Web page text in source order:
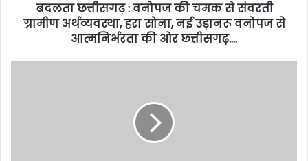
बदलता छत्तीसगढ़ : वनोपज की चमक से संवरती
ग्रामीण अर्थव्यवस्था, हरा सोना, नई उड़ानरू वनोपज से
आत्मनिर्भरता की ओर छत्तीसगढ़….